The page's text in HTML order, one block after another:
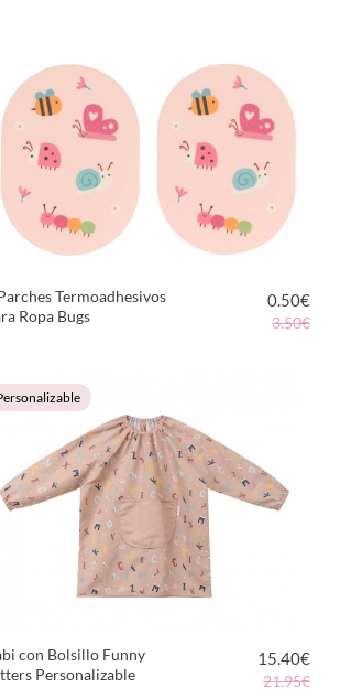
Termoadhesivos
Ropa Bugs
0.50€
3.50€
con Bolsillo Funny
Personalizable
15.40€
21.95€